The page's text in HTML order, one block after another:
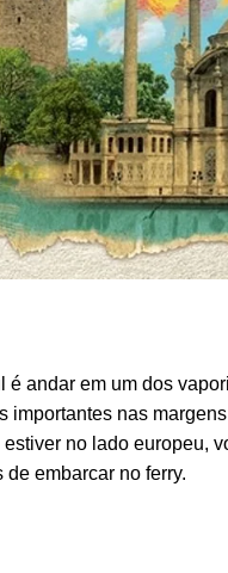
andar em um dos
importantes nas
no lado europeu,
embarcar no ferry.